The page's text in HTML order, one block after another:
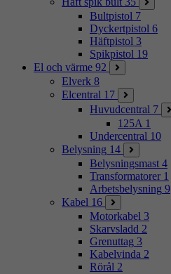
Bultpistol 7
Dyckertpistol 6
Häftpistol 3
Spikpistol 19
El och värme 92
Elverk 8
Elcentral 17
Huvudcentral 7
125A 1
Undercentral 10
Belysning 14
Belysningsmast 4
Transformatorer 1
Arbetsbelysning 9
Kabel 16
Motorkabel 3
Skarvsladd 2
Grenuttag 3
Kabelvinda 2
Rörål 2